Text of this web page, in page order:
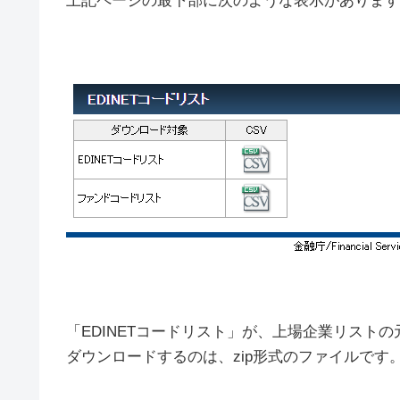
「EDINETコードリスト」が、上場企業リストの
ダウンロードするのは、zip形式のファイルです。